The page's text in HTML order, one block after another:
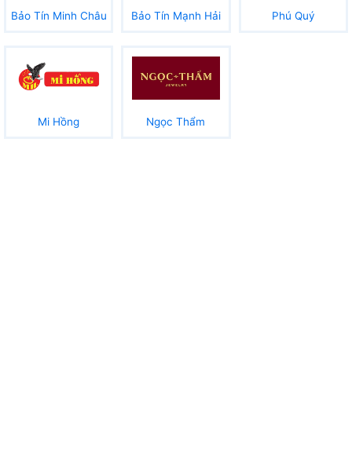
Bảo Tín Minh Châu Bảo Tín Mạnh Hải Phú Quý
Mi Hồng Ngọc Thẩm